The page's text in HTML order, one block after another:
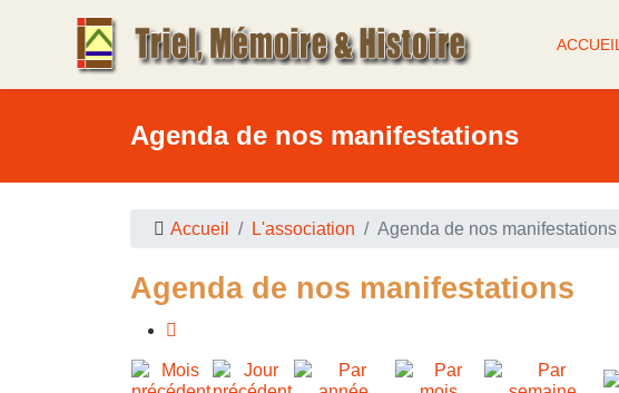
ACCUEIL
Agenda de nos manifestations
Accueil L'association Agenda de nos manifestations
Agenda de nos manifestations